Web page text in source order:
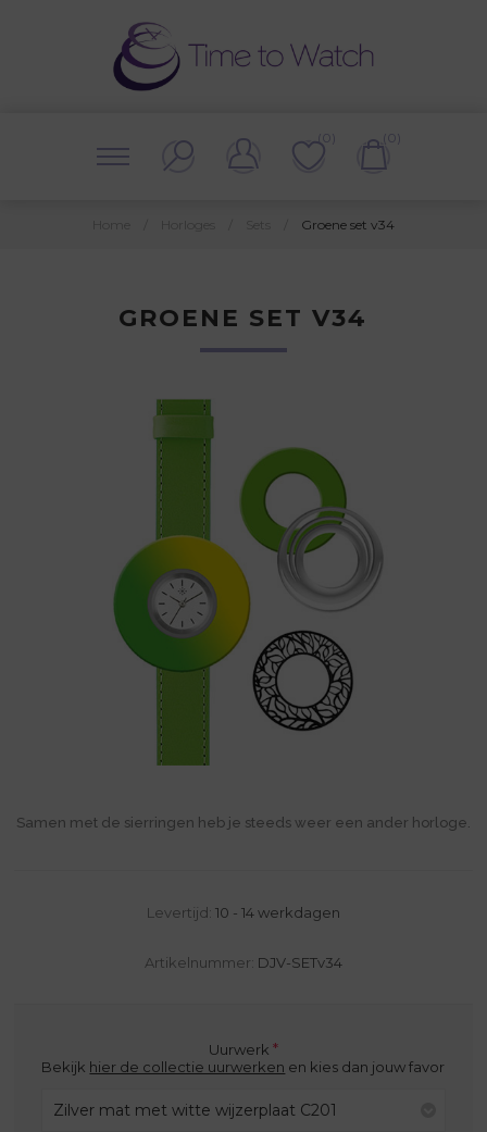
(0) (0)
Groene set v34
GROENE SET V34
Samen met de sierringen heb je steeds weer een ander horloge.
Levertijd: 10 - 14 werkdagen
Artikelnummer: DJV-SETv34
Uurwerk *
Bekijk hier de collectie uurwerken en kies dan jouw favoriete
Zilver mat met witte wijzerplaat C201